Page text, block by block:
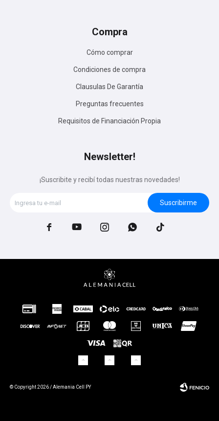
Compra
Cómo comprar
Condiciones de compra
Clausulas De Garantía
Preguntas frecuentes
Requisitos de Financiación Propia
Newsletter!
¡Suscribite y recibí todas nuestras novedades!
Suscribirme
    
© Copyright 2026 / Alemania Cell PY